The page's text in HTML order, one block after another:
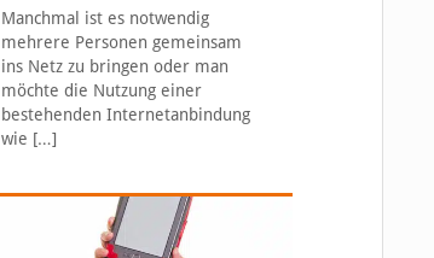
Manchmal ist es notwendig
mehrere Personen gemeinsam
ins Netz zu bringen oder man
möchte die Nutzung einer
bestehenden Internetanbindung
wie […]